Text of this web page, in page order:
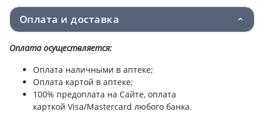
Оплата и доставка
Оплата осуществляется:
Оплата наличными в аптеке;
Оплата картой в аптеке;
100% предоплата на Сайте, оплата
карткой Visa/Mastercard любого банка.